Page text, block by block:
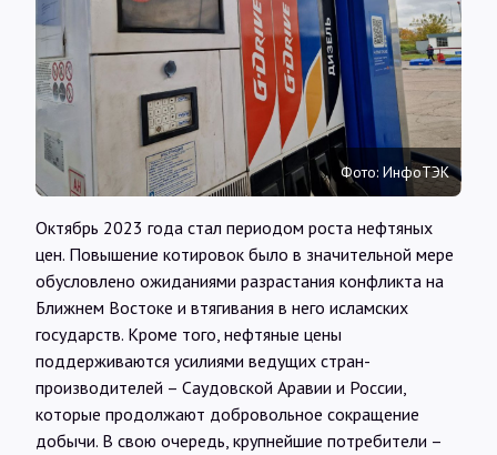
Интервью
Карты
О нас
@Infotek_Russia
Фото: ИнфоТЭК
Октябрь 2023 года стал периодом роста нефтяных
цен. Повышение котировок было в значительной мере
обусловлено ожиданиями разрастания конфликта на
Ближнем Востоке и втягивания в него исламских
государств. Кроме того, нефтяные цены
поддерживаются усилиями ведущих стран-
производителей – Саудовской Аравии и России,
которые продолжают добровольное сокращение
добычи. В свою очередь, крупнейшие потребители –